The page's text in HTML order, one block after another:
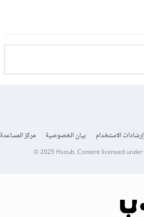
إرشادات الاستخدام بيان الخصوصية مركز المساعدة
© 2025 Hsoub.Content licensed under